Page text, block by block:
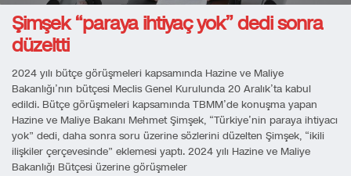
Şimşek “paraya ihtiyaç yok” dedi sonra
düzeltti
2024 yılı bütçe görüşmeleri kapsamında Hazine ve Maliye
Bakanlığı’nın bütçesi Meclis Genel Kurulunda 20 Aralık’ta kabul
edildi. Bütçe görüşmeleri kapsamında TBMM’de konuşma yapan
Hazine ve Maliye Bakanı Mehmet Şimşek, “Türkiye’nin paraya ihtiyacı
yok” dedi, daha sonra soru üzerine sözlerini düzelten Şimşek, “ikili
ilişkiler çerçevesinde” eklemesi yaptı. 2024 yılı Hazine ve Maliye
Bakanlığı Bütçesi üzerine görüşmeler